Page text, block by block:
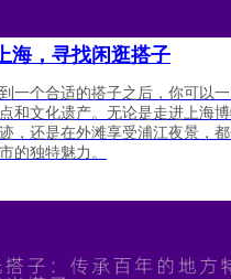
海，寻找闲逛搭子
一个合适的搭子之后，你可以
和文化遗产。无论是走进上海
，还是在外滩享受浦江夜景，
的独特魅力。